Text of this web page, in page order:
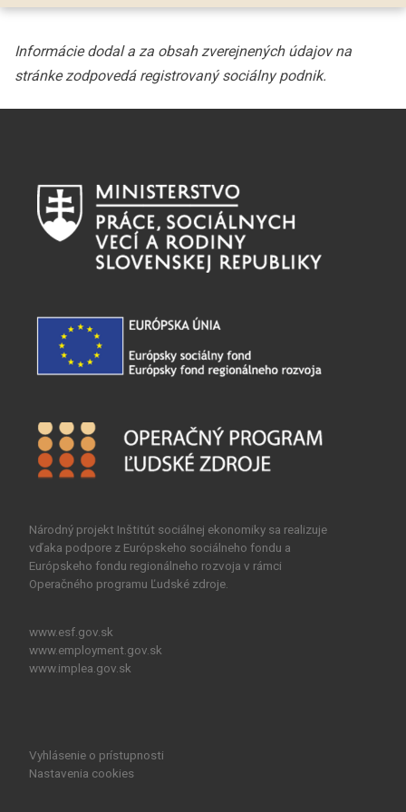
Národný projekt Inštitút sociálnej ekonomiky sa realizuje
vďaka podpore z Európskeho sociálneho fondu a
Európskeho fondu regionálneho rozvoja v rámci
Operačného programu Ľudské zdroje.
www.esf.gov.sk
www.employment.gov.sk
www.implea.gov.sk
Vyhlásenie o prístupnosti
Nastavenia cookies